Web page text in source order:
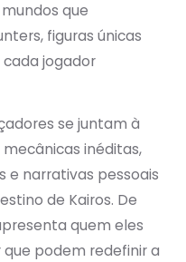
que
figuras únicas
jogador
se juntam à
inéditas,
e narrativas pessoais
de Kairos. De
quem eles
podem redefinir a